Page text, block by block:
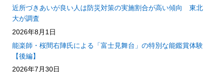
近所づきあいが良い人は防災対策の実施割合が高い傾向 東北
大が調査
2026年8月1日
能楽師・桜間右陣氏による「富士見舞台」の特別な能鑑賞体験
【後編】
2026年7月30日